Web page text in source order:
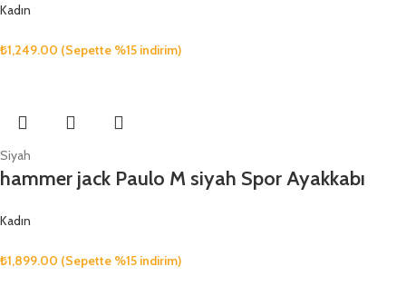
Kadın
₺1,249.00 (Sepette %15 indirim)
Siyah
hammer jack Paulo M siyah Spor Ayakkabı
Kadın
₺1,899.00 (Sepette %15 indirim)